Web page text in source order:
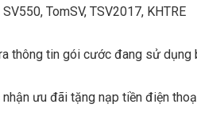
SV550, TomSV, TSV2017, KHTRE
thông tin gói cước đang sử dụng
ưu đãi tặng nạp tiền điện